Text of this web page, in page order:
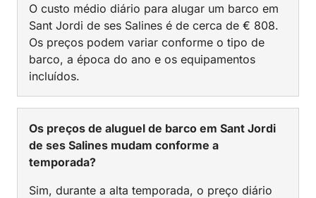
O custo médio diário para alugar um barco em
Sant Jordi de ses Salines é de cerca de € 808.
Os preços podem variar conforme o tipo de
barco, a época do ano e os equipamentos
incluídos.
Os preços de aluguel de barco em Sant Jordi
de ses Salines mudam conforme a
temporada?
Sim, durante a alta temporada, o preço diário